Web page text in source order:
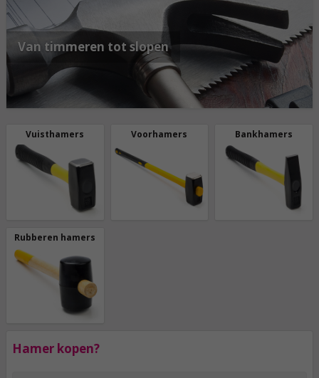
Van timmeren tot slopen
Vuisthamers Voorhamers Bankhamers
Rubberen hamers
Hamer kopen?